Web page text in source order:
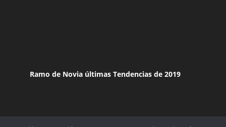
Ramo de Novia últimas Tendencias de 2019